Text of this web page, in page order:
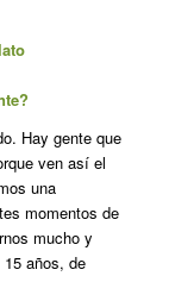
Hay gente que
ven así el
una
momentos de
mucho y
años, de